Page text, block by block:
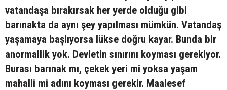
vatandaşa bırakırsak her yerde olduğu gibi
barınakta da aynı şey yapılması mümkün. Vatandaş
yaşamaya başlıyorsa lükse doğru kayar. Bunda bir
anormallik yok. Devletin sınırını koyması gerekiyor.
Burası barınak mı, çekek yeri mi yoksa yaşam
mahalli mi adını koyması gerekir. Maalesef